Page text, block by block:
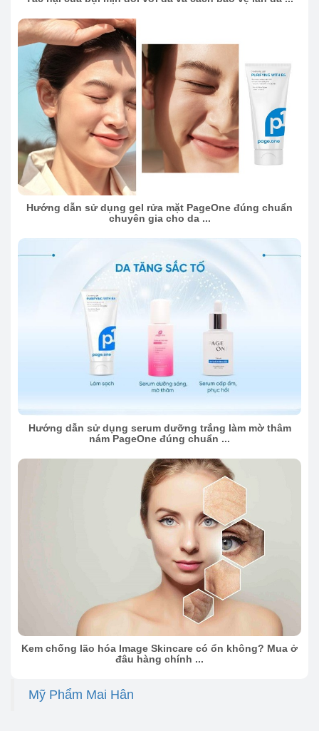
Hướng dẫn sử dụng gel rửa mặt PageOne đúng chuẩn
chuyên gia cho da ...
Hướng dẫn sử dụng serum dưỡng trắng làm mờ thâm
nám PageOne đúng chuẩn ...
Kem chống lão hóa Image Skincare có ổn không? Mua ở
đâu hàng chính ...
Mỹ Phẩm Mai Hân